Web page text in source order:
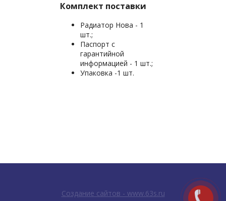
Комплект поставки
Радиатор Нова - 1
шт.;
Паспорт с
гарантийной
информацией - 1 шт.;
Упаковка -1 шт.
Создание сайтов - www.63s.ru